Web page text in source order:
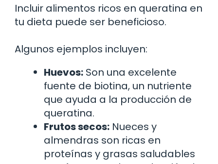
Incluir alimentos ricos en queratina en
tu dieta puede ser beneficioso.
Algunos ejemplos incluyen:
Huevos: Son una excelente
fuente de biotina, un nutriente
que ayuda a la producción de
queratina.
Frutos secos: Nueces y
almendras son ricas en
proteínas y grasas saludables